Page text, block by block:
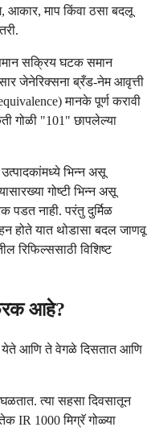
आकार, माप किंवा ठसा बदलू
सक्रिय घटक समान
जेनेरिक्सना ब्रँड-नेम आवृत्ती
मानके पूर्ण करावी
गोळी "101" छापलेल्या
भिन्न असू
गोष्टी भिन्न असू
पडत नाही. परंतु दुर्मिळ
होते यात थोडासा बदल जाणवू
रिफिल्ससाठी विशिष्ट
आहे?
येते आणि ते वेगळे दिसतात आणि
त्या सहसा दिवसातून
IR 1000 मिग्रॅ गोळ्या